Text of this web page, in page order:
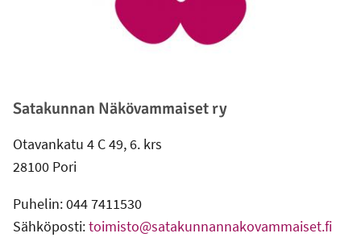
Satakunnan Näkövammaiset ry
Otavankatu 4 C 49, 6. krs
28100 Pori
Puhelin: 044 7411530
Sähköposti:toimisto@satakunnannakovammaiset.fi